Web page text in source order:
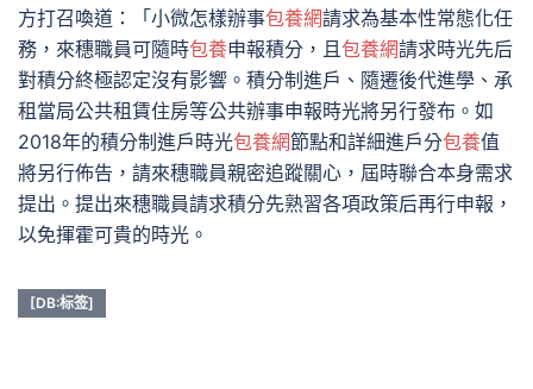
方打召喚道：「小微怎樣辦事包養網請求為基本性常態化任
務，來穗職員可隨時包養申報積分，且包養網請求時光先后
對積分終極認定沒有影響。積分制進戶、隨遷後代進學、承
租當局公共租賃住房等公共辦事申報時光將另行發布。如
2018年的積分制進戶時光包養網節點和詳細進戶分包養值
將另行佈告，請來穗職員親密追蹤關心，屆時聯合本身需求
提出。提出來穗職員請求積分先熟習各項政策后再行申報，
以免揮霍可貴的時光。
[DB:标签]